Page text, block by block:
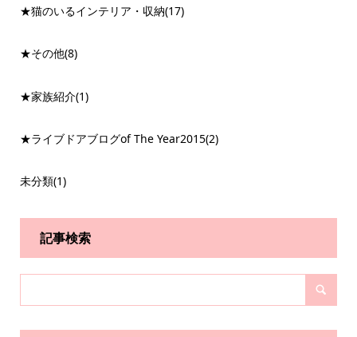
★猫のいるインテリア・収納(17)
★その他(8)
★家族紹介(1)
★ライブドアブログof The Year2015(2)
未分類(1)
記事検索